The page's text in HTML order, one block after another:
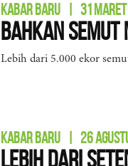
KABAR BARU 31
Bahkan
Lebih dari 5.000 ekor
KABAR BARU 26
Lebih dari